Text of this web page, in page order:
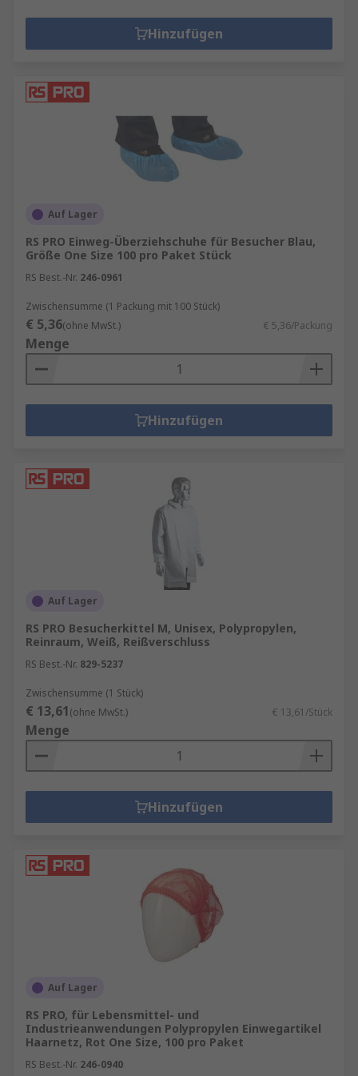
Chemikalien-/Öl-/Flüssigkeitsspritzern,
potenziell infektiösen und anderen Stoffen
Labormäntel
Laboren für verschiedene Anwendungen
– Werden verwendet, um den
im Netz zu halten. Sie werden in der Regel
in der Nahrungsmittel- und
Gaststättenindustrie verwendet, aber nicht
nur in diesen Bereichen.
Hinzufügen
Auf Lager
RS PRO Einweg-Überziehschuhe für Besucher Blau,
Größe One Size 100 pro Paket Stück
RS Best.-Nr. 246-0961
Zwischensumme (1 Packung mit 100 Stück)
€ 5,36(ohne MwSt.) € 5,36/Packung
Menge
Hinzufügen
Auf Lager
RS PRO Besucherkittel M, Unisex, Polypropylen,
Reinraum, Weiß, Reißverschluss
RS Best.-Nr. 829-5237
Zwischensumme (1 Stück)
€ 13,61(ohne MwSt.) € 13,61/Stück
Menge
Hinzufügen
Auf Lager
RS PRO, für Lebensmittel- und
Industrieanwendungen Polypropylen Einwegartikel
Haarnetz, Rot One Size, 100 pro Paket
RS Best.-Nr. 246-0940